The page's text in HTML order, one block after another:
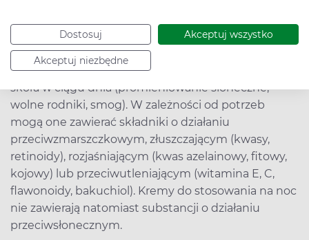
Dostosuj Akceptuj wszystko
Akceptuj niezbędne
Mają za zadanie nie tylko nawilżać skórę, ale także ją
odżywiać i regenerować oraz zmniejszać wpływ
niekorzystnych warunków, na jakie narażona jest
skóra w ciągu dnia (promieniowanie słoneczne,
wolne rodniki, smog). W zależności od potrzeb
mogą one zawierać składniki o działaniu
przeciwzmarszczkowym, złuszczającym (kwasy,
retinoidy), rozjaśniającym (kwas azelainowy, fitowy,
kojowy) lub przeciwutleniającym (witamina E, C,
flawonoidy, bakuchiol). Kremy do stosowania na noc
nie zawierają natomiast substancji o działaniu
przeciwsłonecznym.